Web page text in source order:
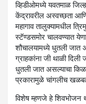
व्हिडीओमध्ये यवतमाळ
केंद्रावरील अस्वच्छता
महागाव तालुक्यामधील
स्टॅण्डसमोर चालवण्यात
शौचालयामध्ये धुतली जात
ग्राहकांना जी थाळी दिली
धुतली जात असल्याचा
प्रकारामुळे चांगलीच
विशेष म्हणजे हे शिवभोजन